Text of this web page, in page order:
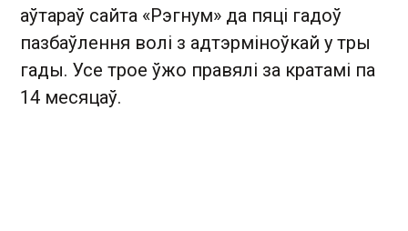
аўтараў сайта «Рэгнум» да пяці гадоў
пазбаўлення волі з адтэрміноўкай у тры
гады. Усе трое ўжо правялі за кратамі па
14 месяцаў.